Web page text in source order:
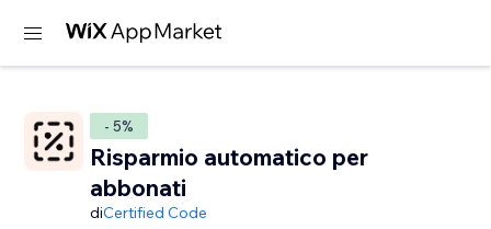
- 5%
Risparmio automatico per
abbonati
diCertified Code